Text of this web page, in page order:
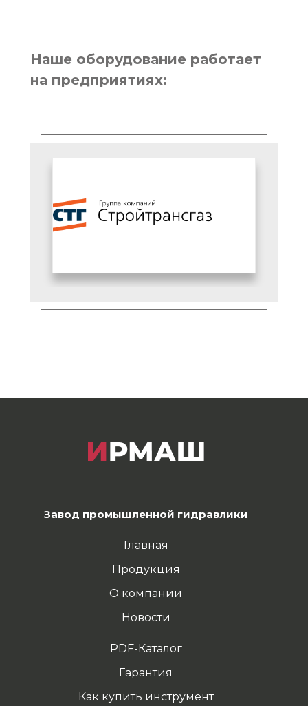
Наше оборудование работает
на предприятиях:
Завод промышленной гидравлики
Главная
Продукция
О компании
Новости
PDF-Каталог
Гарантия
Как купить инструмент